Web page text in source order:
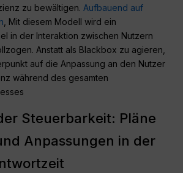
zu bewältigen.Aufbauend auf
, Mit diesem Modell wird ein
in der Interaktion zwischen Nutzern
Anstatt als Blackbox zu agieren,
auf die Anpassung an den Nutzer
während des gesamten
Steuerbarkeit: Pläne
Anpassungen in der